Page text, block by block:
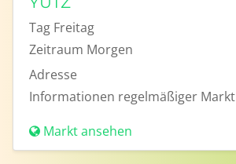
Tag Freitag
Zeitraum Morgen
Adresse
Informationen regelmäßiger Markt
Markt ansehen